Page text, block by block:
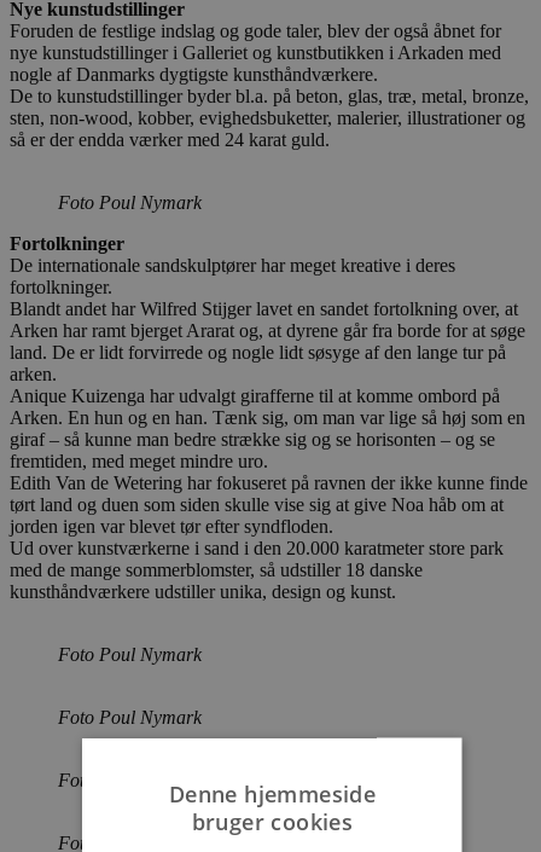
Nye kunstudstillinger
Foruden de festlige indslag og gode taler, blev der også åbnet for
nye kunstudstillinger i Galleriet og kunstbutikken i Arkaden med
nogle af Danmarks dygtigste kunsthåndværkere.
De to kunstudstillinger byder bl.a. på beton, glas, træ, metal, bronze,
sten, non-wood, kobber, evighedsbuketter, malerier, illustrationer og
så er der endda værker med 24 karat guld.
Foto Poul Nymark
Fortolkninger
De internationale sandskulptører har meget kreative i deres
fortolkninger.
Blandt andet har Wilfred Stijger lavet en sandet fortolkning over, at
Arken har ramt bjerget Ararat og, at dyrene går fra borde for at søge
land. De er lidt forvirrede og nogle lidt søsyge af den lange tur på
arken.
Anique Kuizenga har udvalgt girafferne til at komme ombord på
Arken. En hun og en han. Tænk sig, om man var lige så høj som en
giraf – så kunne man bedre strække sig og se horisonten – og se
fremtiden, med meget mindre uro.
Edith Van de Wetering har fokuseret på ravnen der ikke kunne finde
tørt land og duen som siden skulle vise sig at give Noa håb om at
jorden igen var blevet tør efter syndfloden.
Ud over kunstværkerne i sand i den 20.000 karatmeter store park
med de mange sommerblomster, så udstiller 18 danske
kunsthåndværkere udstiller unika, design og kunst.
Foto Poul Nymark
Foto Poul Nymark
Foto Poul Nymark
Foto Poul Nymark
Denne hjemmeside
bruger cookies